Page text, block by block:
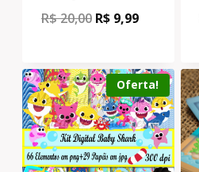
R$20,00 R$ 9,99
Oferta!